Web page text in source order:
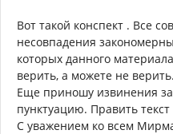
Вот такой конспект . Все
несовпадения
которых данного
верить, а можете не верить.
Еще приношу извинения за
пунктуацию. Править текст
С уважением ко всем